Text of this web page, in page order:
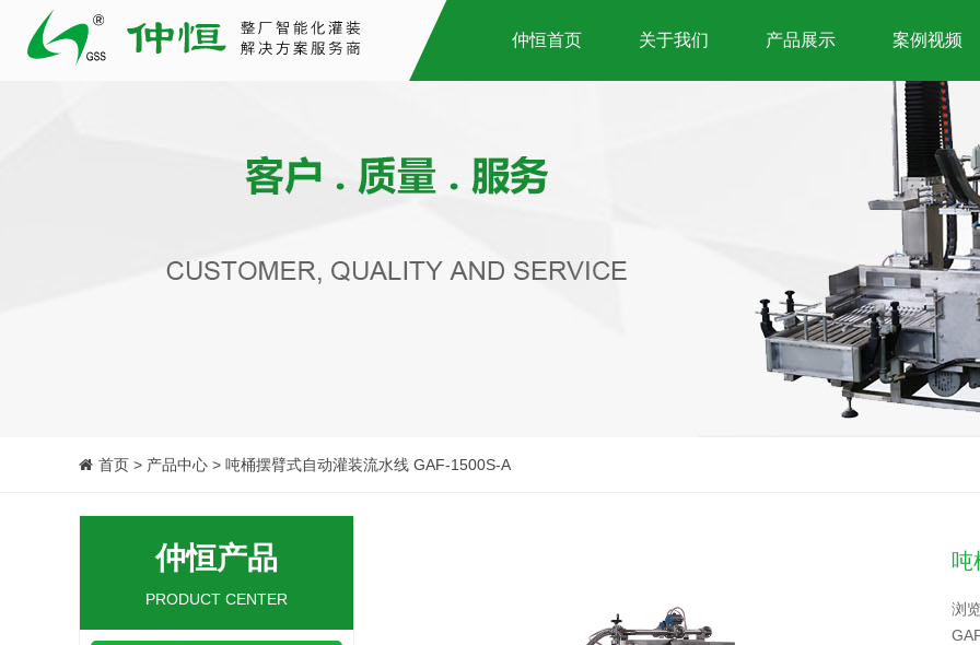
仲恒首页 关于我们 产品展示 案例视频
首页 > 产品中心 > 吨桶摆臂式自动灌装流水线 GAF-1500S-A
仲恒产品
PRODUCT CENTER
吨
浏